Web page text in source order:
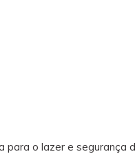
o lazer e segurança